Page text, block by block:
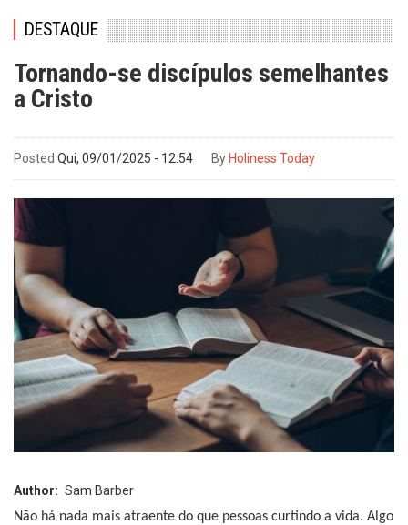
DESTAQUE
Tornando-se discípulos semelhantes
a Cristo
Posted Qui, 09/01/2025 - 12:54 By Holiness Today
Author
Sam Barber
Não há nada mais atraente do que pessoas curtindo a vida. Algo